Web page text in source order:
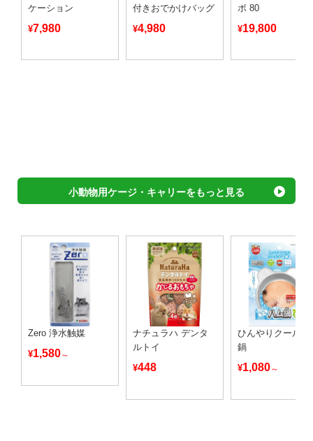
ケーション
¥7,980
付きおでかけバッグ
¥4,980
ボ 80
¥19,800
小動物用ケージ・キャリーをもっと見る
Zero 浄水触媒
¥1,580～
ナチュラハ デンタ
ルトイ
¥448
ひんやりクールハ
鍋
¥1,080～